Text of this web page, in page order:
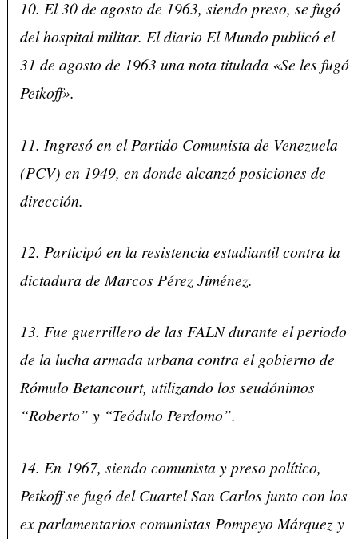
10. El 30 de agosto de 1963, siendo preso, se fugó
del hospital militar. El diario El Mundo publicó el
31 de agosto de 1963 una nota titulada «Se les fugó
Petkoff».
11. Ingresó en el Partido Comunista de Venezuela
(PCV) en 1949, en donde alcanzó posiciones de
dirección.
12. Participó en la resistencia estudiantil contra la
dictadura de Marcos Pérez Jiménez.
13. Fue guerrillero de las FALN durante el periodo
de la lucha armada urbana contra el gobierno de
Rómulo Betancourt, utilizando los seudónimos
“Roberto” y “Teódulo Perdomo”.
14. En 1967, siendo comunista y preso político,
Petkoff se fugó del Cuartel San Carlos junto con los
ex parlamentarios comunistas Pompeyo Márquez y